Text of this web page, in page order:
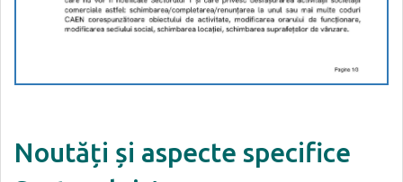
Noutăți și aspecte specifice